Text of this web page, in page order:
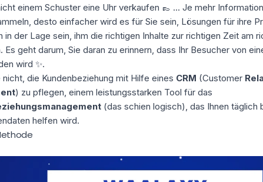
einem Schuster eine Uhr verkaufen 👞 ... Je mehr
desto einfacher wird es für Sie sein, Lösungen für ihre
in der Lage sein, ihm die richtigen Inhalte zur richtigen Zeit am
Es geht darum, Sie daran zu erinnern, dass Ihr Besucher von
wird ✨.
nicht, die Kundenbeziehung mit Hilfe eines CRM (Customer
) zu pflegen, einem leistungsstarken Tool für das
(das schien logisch), das Ihnen täglich
helfen wird.